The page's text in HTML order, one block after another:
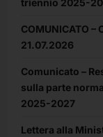
triennio 2025-
COMUNICATO –
21.07.2026
Comunicato –
sulla parte
2025-2027
Lettera alla